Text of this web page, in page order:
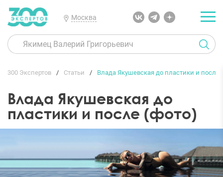
Москва
300 Экспертов Статьи Влада Якушевская до пластики и после
Влада Якушевская до
пластики и после (фото)